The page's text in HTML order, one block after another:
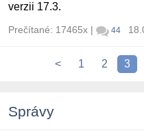
verzii 17.3.
Prečítané: 17465x | 44
< 1 2 3
Správy